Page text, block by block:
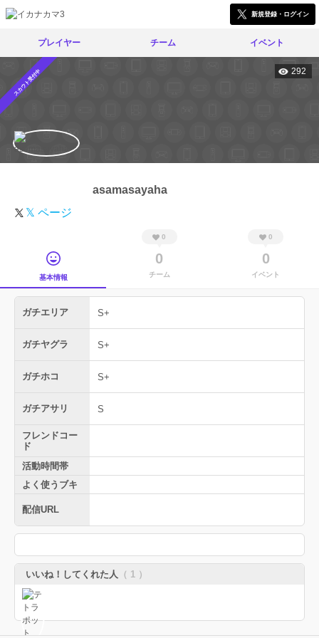
新規登録・ログイン
プレイヤー チーム イベント
スカウト受付中 292
asamasayaha
𝕏 ページ
基本情報
0
0
チーム
0
0
イベント
ガチエリア S+
ガチヤグラ S+
ガチホコ S+
ガチアサリ S
フレンドコー
ド
活動時間帯
よく使うブキ
配信URL
いいね！してくれた人 （ 1 ）